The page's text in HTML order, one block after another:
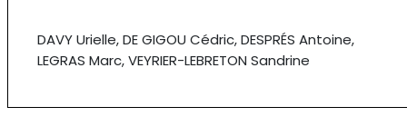
DAVY Urielle, DE GIGOU Cédric, DESPRÉS Antoine,
LEGRAS Marc, VEYRIER-LEBRETON Sandrine